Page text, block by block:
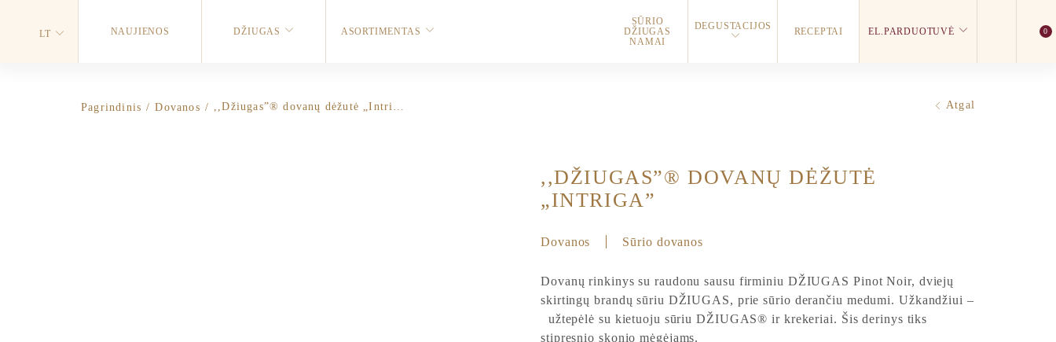
LT NAUJIENOS DŽIUGAS ASORTIMENTAS
SŪRIO
DŽIUGAS
NAMAI
DEGUSTACIJOS RECEPTAI EL.PARDUOTUVĖ 0
Pagrindinis / Dovanos / ,,Džiugas”® dovanų dėžutė „Intriga” Atgal
,,DŽIUGAS”® DOVANŲ DĖŽUTĖ
„INTRIGA”
Dovanos Sūrio dovanos
Dovanų rinkinys su raudonu sausu firminiu DŽIUGAS Pinot Noir, dviejų
skirtingų brandų sūriu DŽIUGAS, prie sūrio derančiu medumi. Užkandžiui –
užtepėlė su kietuoju sūriu DŽIUGAS® ir krekeriai. Šis derinys tiks
stipresnio skonio mėgėjams.